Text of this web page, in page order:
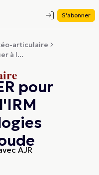
S'abonner
articulaire
à l...
pour
AJR